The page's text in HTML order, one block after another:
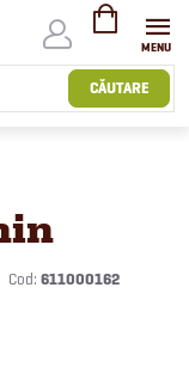
CĂUTARE
COŞ
DE
Cod: 611000162